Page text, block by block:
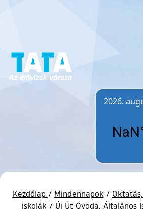
2026.
Kezdőlap / Mindennapok /
iskolák / Új Út Óvoda, Általános